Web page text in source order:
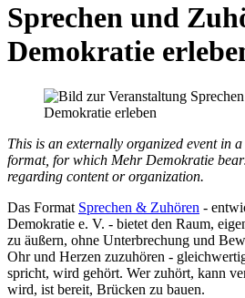
Sprechen und
Demokratie
This is an externally organized event in a
format, for which Mehr Demokratie
regarding content or organization.
Das Format Sprechen & Zuhören -
Demokratie e. V. - bietet den Raum,
zu äußern, ohne Unterbrechung und
Ohr und Herzen zuzuhören -
spricht, wird gehört. Wer zuhört, kann
wird, ist bereit, Brücken zu bauen.